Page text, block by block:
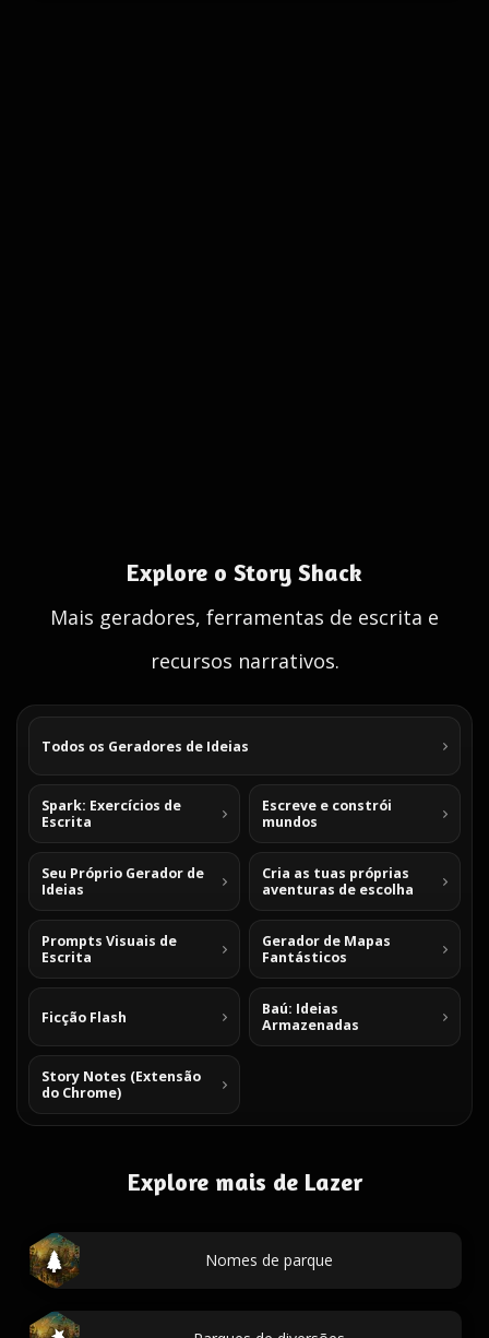
Explore o Story Shack
Mais geradores, ferramentas de escrita e
recursos narrativos.
Todos os Geradores de Ideias
Spark: Exercícios de
Escrita
Escreve e constrói
mundos
Seu Próprio Gerador de
Ideias
Cria as tuas próprias
aventuras de escolha
Prompts Visuais de
Escrita
Gerador de Mapas
Fantásticos
Ficção Flash
Baú: Ideias
Armazenadas
Story Notes (Extensão
do Chrome)
Explore mais de Lazer
Nomes de parque